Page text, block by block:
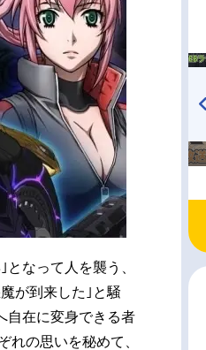
なって人を襲う、
が到来した｣と騒
自在に変身できる者
れの思いを秘めて、
』
ハイキュー!! 烏野高校放送部!